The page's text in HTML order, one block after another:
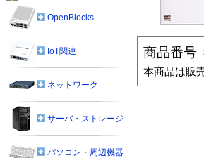
商品番号
本商品は販
OpenBlocks
IoT関連
ネットワーク
サーバ・ストレージ
パソコン・周辺機器